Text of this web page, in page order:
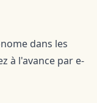
dans les
à l'avance par e-